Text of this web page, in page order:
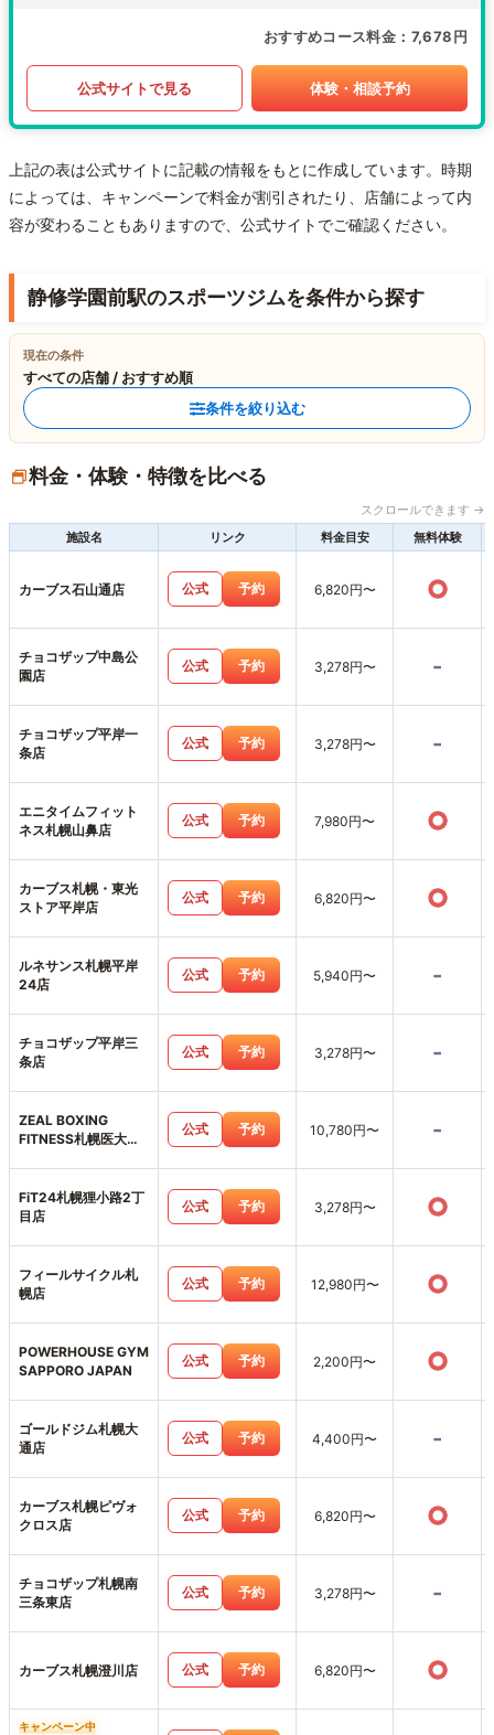
おすすめコース料金 7,678円
公式サイトで見る 体験・相談予約
上記の表は公式サイトに記載の情報をもとに作成しています。時期
によっては、キャンペーンで料金が割引されたり、店舗によって内
容が変わることもありますので、公式サイトでご確認ください。
静修学園前駅のスポーツジムを条件から探す
現在の条件
すべての店舗 / おすすめ順
条件を絞り込む
料金・体験・特徴を比べる
スクロールできます →
施設名
リンク 料金目安 無料体験
カーブス石山通店 公式 予約 6,820円〜 ○
チョコザップ中島公
園店
公式 予約 3,278円〜 -
チョコザップ平岸一
条店
公式 予約 3,278円〜 -
エニタイムフィット
ネス札幌山鼻店
公式 予約 7,980円〜 ○
カーブス札幌・東光
ストア平岸店
公式 予約 6,820円〜 ○
ルネサンス札幌平岸
24店
公式 予約 5,940円〜 -
チョコザップ平岸三
条店
公式 予約 3,278円〜 -
ZEAL BOXING
FITNESS札幌医大前
公式 予約 10,780円〜 -
FiT24札幌狸小路2丁
目店
公式 予約 3,278円〜 ○
フィールサイクル札
幌店
公式 予約 12,980円〜 ○
POWERHOUSE GYM
SAPPORO JAPAN
公式 予約 2,200円〜 ○
ゴールドジム札幌大
通店
公式 予約 4,400円〜 -
カーブス札幌ピヴォ
クロス店
公式 予約 6,820円〜 ○
チョコザップ札幌南
三条東店
公式 予約 3,278円〜 -
カーブス札幌澄川店 公式 予約 6,820円〜 ○
キャンペーン中